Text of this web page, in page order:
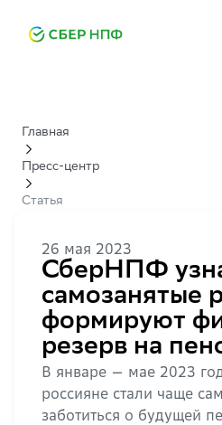
Главная
Пресс-центр
Статья
26 мая 2023
СберНПФ
самозанятые
формируют
резерв на
В январе — мае 2023
россияне стали чаще
заботиться о будущей